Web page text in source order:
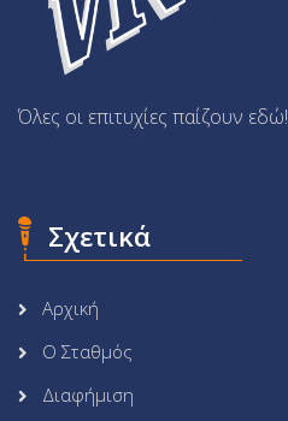
Όλες οι επιτυχίες παίζουν εδώ!
Σχετικά
Αρχική
Ο Σταθμός
Διαφήμιση